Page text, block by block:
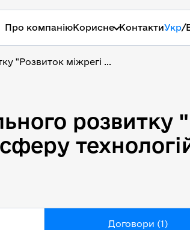
Про компаніюКорисне КонтактиУкр/
"Розвиток міжрегі ...
розвитку
Договори (1)